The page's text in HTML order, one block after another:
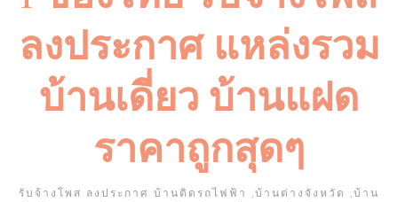
ลงประกาศ แหล่งรวม
บ้านเดี่ยว บ้านแฝด
ราคาถูกสุดๆ
รับจ้างโพส ลงประกาศ บ้านติดรถไฟฟ้า ,บ้านต่างจังหวัด ,บ้าน